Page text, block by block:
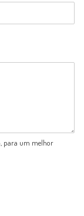
para um melhor